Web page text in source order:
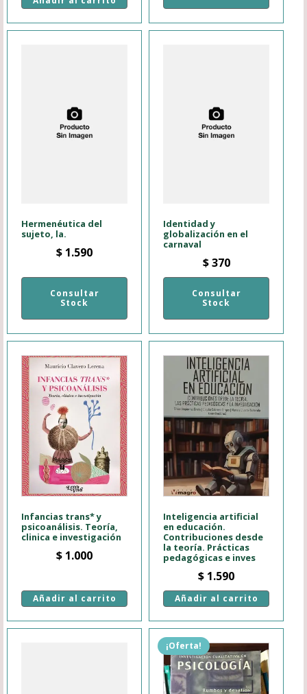
$ 320. $ 240.
Hermenéutica del
sujeto, la.
$ 1.590
Consultar
Stock
Identidad y
globalización en el
carnaval
$370
Consultar
Stock
Infancias trans* y
psicoanálisis. Teoría,
clinica e investigación
$ 1.000
Añadir al carrito
Inteligencia artificial
en educación.
Contribuciones desde
la teoría. Prácticas
pedagógicas e inves
$ 1.590
Añadir al carrito
¡Oferta!